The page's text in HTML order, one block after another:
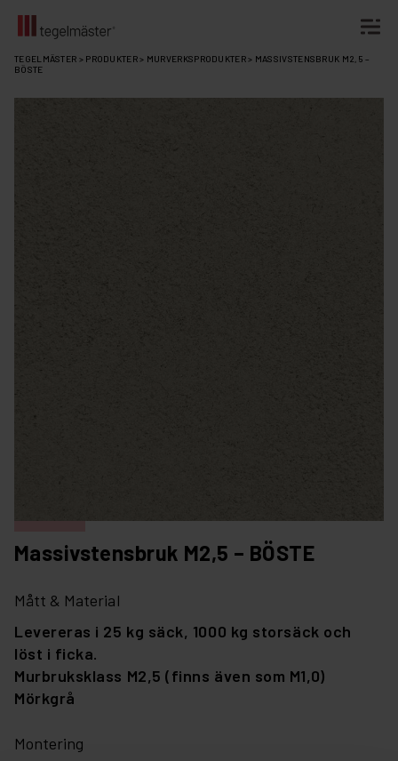
Fortsätt
TEGELMÄSTER > PRODUKTER> MURVERKSPRODUKTER> MASSIVSTENSBRUK M2,5 –
BÖSTE
Massivstensbruk M2,5 – BÖSTE
Mått & Material
Levereras i 25 kg säck, 1000 kg storsäck och
löst i ficka.
Murbruksklass M2,5 (finns även som M1,0)
Mörkgrå
Montering